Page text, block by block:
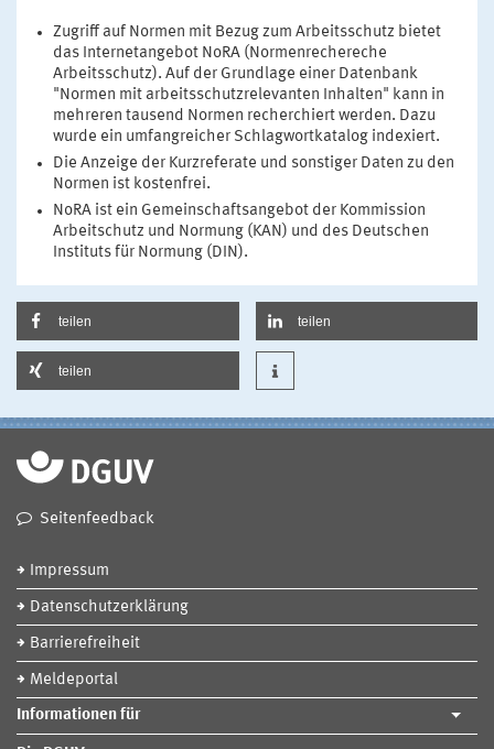
Zugriff auf Normen mit Bezug zum Arbeitsschutz bietet
das Internetangebot NoRA (Normenrechereche
Arbeitsschutz). Auf der Grundlage einer Datenbank
"Normen mit arbeitsschutzrelevanten Inhalten" kann in
mehreren tausend Normen recherchiert werden. Dazu
wurde ein umfangreicher Schlagwortkatalog indexiert.
Die Anzeige der Kurzreferate und sonstiger Daten zu den
Normen ist kostenfrei.
NoRA ist ein Gemeinschaftsangebot der Kommission
Arbeitschutz und Normung (KAN) und des Deutschen
Instituts für Normung (DIN).
teilen teilen
teilen
Seitenfeedback
Impressum
Datenschutzerklärung
Barrierefreiheit
Meldeportal
Informationen für